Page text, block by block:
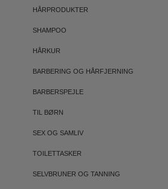
HÅRPRODUKTER
SHAMPOO
HÅRKUR
BARBERING OG HÅRFJERNING
BARBERSPEJLE
TIL BØRN
SEX OG SAMLIV
TOILETTASKER
SELVBRUNER OG TANNING